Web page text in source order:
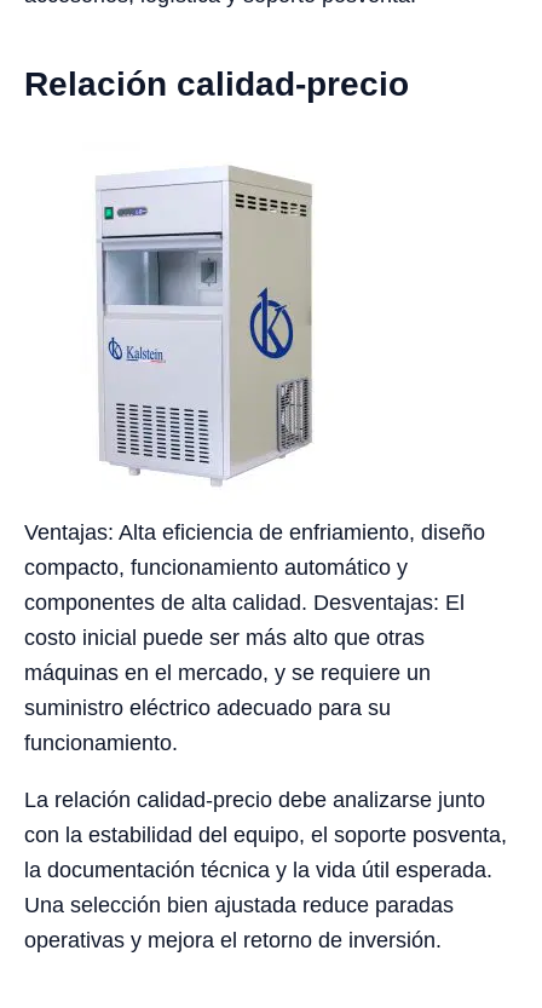
Relación calidad-precio
Ventajas: Alta eficiencia de enfriamiento, diseño
compacto, funcionamiento automático y
componentes de alta calidad. Desventajas: El
costo inicial puede ser más alto que otras
máquinas en el mercado, y se requiere un
suministro eléctrico adecuado para su
funcionamiento.
La relación calidad-precio debe analizarse junto
con la estabilidad del equipo, el soporte posventa,
la documentación técnica y la vida útil esperada.
Una selección bien ajustada reduce paradas
operativas y mejora el retorno de inversión.